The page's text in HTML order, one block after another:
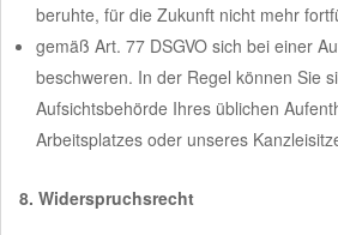
beruhte, für die Zukunft nicht mehr
gemäß Art. 77 DSGVO sich bei einer
beschweren. In der Regel können Sie
Aufsichtsbehörde Ihres üblichen
Arbeitsplatzes oder unseres
8. Widerspruchsrecht